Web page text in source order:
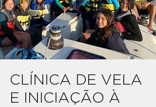
CLÍNICA DE VELA
E INICIAÇÃO À